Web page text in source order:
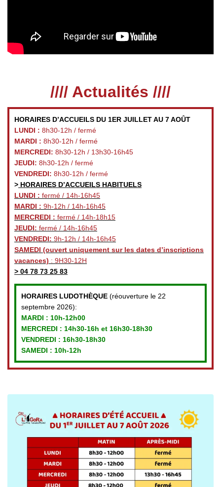
//// Actualités ////
HORAIRES D’ACCUEILS DU 1ER JUILLET AU 7 AOÛT
LUNDI : 8h30-12h / fermé
MARDI : 8h30-12h / fermé
MERCREDI: 8h30-12h / 13h30-16h45
JEUDI: 8h30-12h / fermé
VENDREDI: 8h30-12h / fermé
> HORAIRES D’ACCUEILS HABITUELS
LUNDI : fermé / 14h-16h45
MARDI : 9h-12h / 14h-16h45
MERCREDI : fermé / 14h-18h15
JEUDI: fermé / 14h-16h45
VENDREDI: 9h-12h / 14h-16h45
SAMEDI (ouvert uniquement sur les dates d’inscriptions
vacances) : 9H30-12H
> 04 78 73 25 83
HORAIRES LUDOTHÈQUE (réouverture le 22
septembre 2026):
MARDI : 10h-12h00
MERCREDI : 14h30-16h et 16h30-18h30
VENDREDI : 16h30-18h30
SAMEDI : 10h-12h